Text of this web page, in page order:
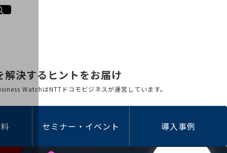
解決するヒントをお届け
WatchはNTTドコモビジネスが運営しています。
セミナー・イベント 導入事例